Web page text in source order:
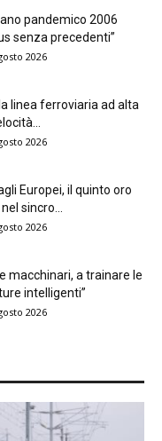
pandemico 2006
senza precedenti”
2026
linea ferroviaria ad alta
2026
Europei, il quinto oro
sincro...
2026
macchinari, a trainare le
intelligenti”
2026